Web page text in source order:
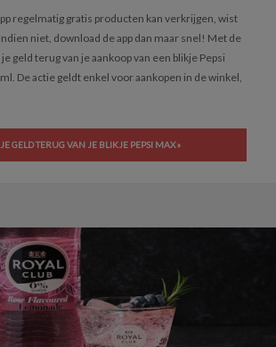
regelmatig gratis producten kan verkrijgen, wist
niet, download de app dan maar snel! Met de
geld terug van je aankoop van een blikje Pepsi
De actie geldt enkel voor aankopen in de winkel,
GELD TERUG VAN JE BLIKJE PEPSI MAX »